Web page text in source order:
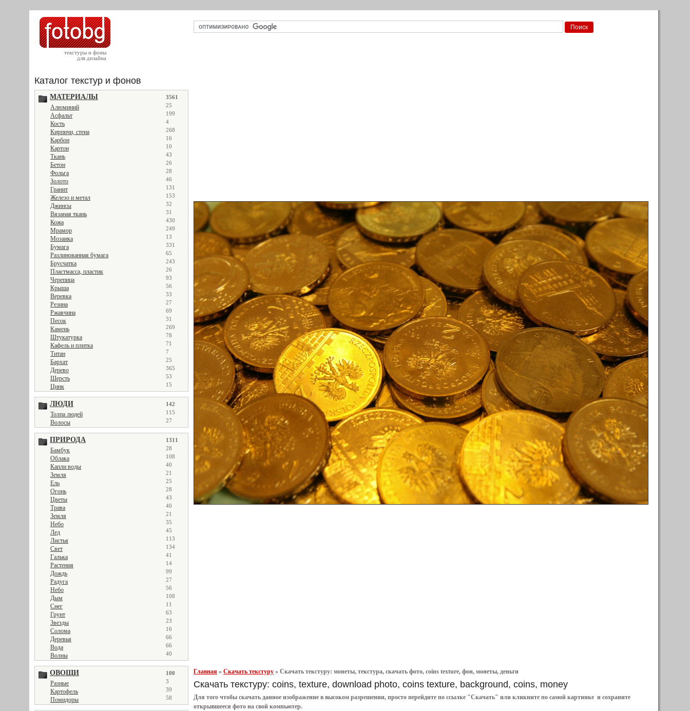
текстуры и фоны
для дизайна
Каталог текстур и фонов
МАТЕРИАЛЫ 3561
Алюминий 25
Асфальт 199
Кость 4
Кирпичи, стена 268
Карбон 16
Картон 10
Ткань 43
Бетон 26
Фольга 28
Золото 46
Гранит 131
Железо и метал 153
Джинсы 32
Вязаная ткань 31
Кожа 430
Мрамор 249
Мозаика 13
Бумага 331
Разлинованная бумага 65
Брусчатка 243
Пластмасса, пластик 26
Черепица 93
Крыша 56
Веревка 33
Резина 27
Ржавчина 69
Песок 31
Камень 269
Штукатурка 78
Кафель и плитка 71
Титан 7
Бархат 25
Дерево 365
Шерсть 53
Цинк 15
ЛЮДИ 142
Толпа людей 115
Волосы 27
ПРИРОДА 1311
Бамбук 28
Облака 108
Капли воды 40
Земля 21
Ель 25
Огонь 28
Цветы 43
Трава 40
Земля 21
Небо 35
Лед 45
Листья 113
Свет 134
Галька 41
Растения 14
Дождь 99
Радуга 27
Небо 56
Дым 108
Снег 11
Грунт 63
Звезды 23
Солома 16
Деревья 66
Вода 66
Волны 40
ОВОЩИ 100
Разные 3
Картофель 39
Помидоры 58
Главная » Скачать текстуру » Скачать текстуру: монеты, текстура, скачать фото, coins texture, фон, монеты, деньги
Скачать текстуру: coins, texture, download photo, coins texture, background, coins, money
Для того чтобы скачать данное изображение в высоком разрешении, просто перейдите по ссылке "Скачать" или кликните по самой картинке и сохраните
открывшееся фото на свой компьютер.